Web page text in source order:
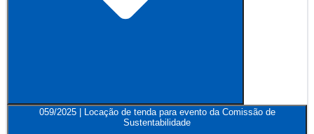
059/2025 | Locação de tenda para evento da Comissão de
Sustentabilidade